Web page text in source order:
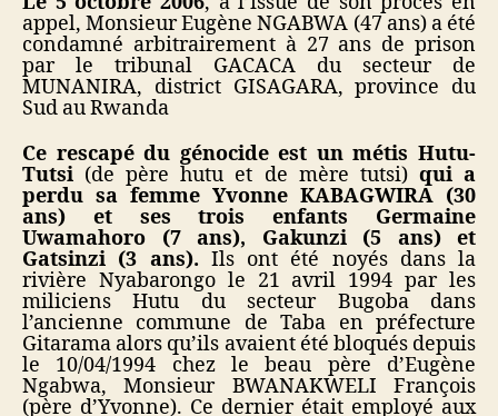
appel, Monsieur Eugène NGABWA (47 ans) a été
condamné arbitrairement à 27 ans de prison
par le tribunal GACACA du secteur de
MUNANIRA, district GISAGARA, province du
Sud au Rwanda
Ce rescapé du génocide est un métis Hutu-
Tutsi (de père hutu et de mère tutsi)qui a
perdu sa femme Yvonne KABAGWIRA (30
ans) et ses trois enfants Germaine
Uwamahoro (7 ans), Gakunzi (5 ans) et
Gatsinzi (3 ans). Ils ont été noyés dans la
rivière Nyabarongo le 21 avril 1994 par les
miliciens Hutu du secteur Bugoba dans
l’ancienne commune de Taba en préfecture
Gitarama alors qu’ils avaient été bloqués depuis
le 10/04/1994 chez le beau père d’Eugène
Ngabwa, Monsieur BWANAKWELI François
(père d’Yvonne). Ce dernier était employé aux